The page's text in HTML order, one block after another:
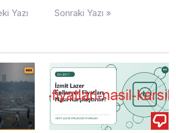
Yazı Sonraki Yazı »